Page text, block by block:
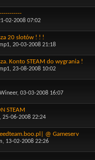
02-2008 07:02
20 slotów ! ! !
, 20-03-2008 21:18
Konto STEAM do wygrania !
, 23-08-2008 10:02
, 03-03-2008 16:07
STEAM
, 25-06-2008 22:24
@ Gameserv
, 13-02-2008 22:26